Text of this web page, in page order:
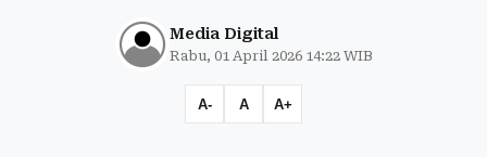
Media Digital
Rabu, 01 April 2026 14:22 WIB
A- A A+